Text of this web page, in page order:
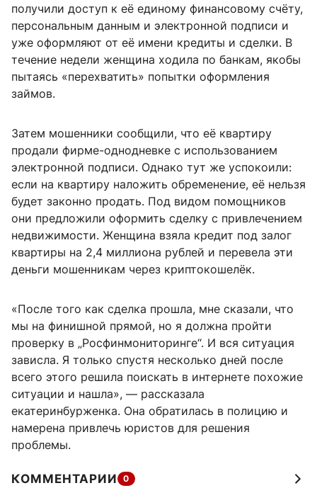
получили доступ к её единому финансовому счёту,
персональным данным и электронной подписи и
уже оформляют от её имени кредиты и сделки. В
течение недели женщина ходила по банкам, якобы
пытаясь «перехватить» попытки оформления
займов.
Затем мошенники сообщили, что её квартиру
продали фирме-однодневке с использованием
электронной подписи. Однако тут же успокоили:
если на квартиру наложить обременение, её нельзя
будет законно продать. Под видом помощников
они предложили оформить сделку с привлечением
недвижимости. Женщина взяла кредит под залог
квартиры на 2,4 миллиона рублей и перевела эти
деньги мошенникам через криптокошелёк.
«После того как сделка прошла, мне сказали, что
мы на финишной прямой, но я должна пройти
проверку в „Росфинмониторинге“. И вся ситуация
зависла. Я только спустя несколько дней после
всего этого решила поискать в интернете похожие
ситуации и нашла», — рассказала
екатеринбурженка. Она обратилась в полицию и
намерена привлечь юристов для решения
проблемы.
КОММЕНТАРИИ 0